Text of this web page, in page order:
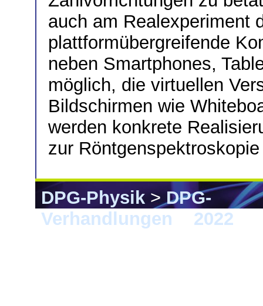
auch am Realexperiment
plattformübergreifende
neben Smartphones,
möglich, die virtuellen
Bildschirmen wie
werden konkrete
zur
DPG-Physik>DPG-
Verhandlungen
2022